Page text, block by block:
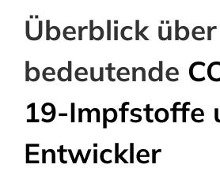
Überblick über
bedeutende
19-Impfstoffe
Entwickler